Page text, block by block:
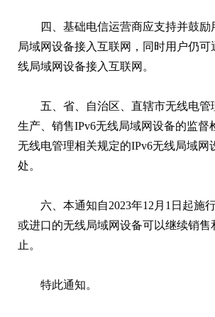
四、基础电信运营商应支持并鼓励
局域网设备接入互联网，同时用户仍可
线局域网设备接入互联网。
五、省、自治区、直辖市无线电管
生产、销售IPv6无线局域网设备的监督
无线电管理相关规定的IPv6无线局域网
处。
六、本通知自2023年12月1日起施
或进口的无线局域网设备可以继续销售
止。
特此通知。